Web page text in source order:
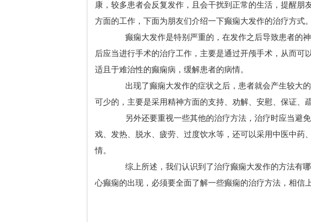
康，较多患者会反复发作，且会干扰到正常的生活，提醒
方面的工作，下面为朋友们介绍一下癫痫大发作的治疗方式。
癫痫大发作是特别严重的，在发作之后导致患者的神
后应当进行手术的治疗工作，主要是通过开颅手术，从而可
适且于难治性的癫痫病，缓解患者的病情。
出现了癫痫大发作的症状之后，患者就会产生较大的
可少的，主要是采用精神方面的支持、劝解、安慰、保证、
另外还要重视一些其他的治疗方法，治疗时应当避免
戏、发热、脱水、疲劳、过度饮水等，还可以采用中医中
情。
综上所述，我们认识到了治疗癫痫大发作的方法有哪
心癫痫的出现，必须要全面了解一些癫痫的治疗方法，相信